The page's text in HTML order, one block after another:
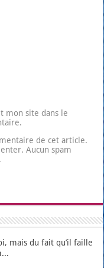
mon site dans le
de cet article.
Aucun spam
mais du fait qu’il faille